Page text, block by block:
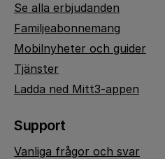
Se alla erbjudanden
Familjeabonnemang
Mobilnyheter och guider
Tjänster
Ladda ned Mitt3-appen
Support
Vanliga frågor och svar